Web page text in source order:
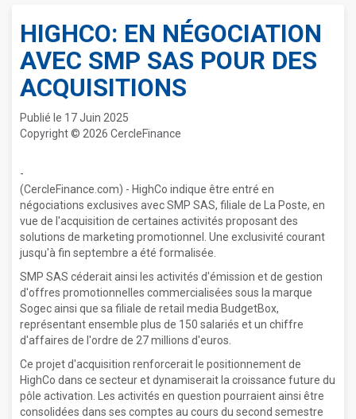
HIGHCO: EN NÉGOCIATION
AVEC SMP SAS POUR DES
ACQUISITIONS
Publié le 17 Juin 2025
Copyright © 2026 CercleFinance
-
(CercleFinance.com) - HighCo indique être entré en
négociations exclusives avec SMP SAS, filiale de La Poste, en
vue de l'acquisition de certaines activités proposant des
solutions de marketing promotionnel. Une exclusivité courant
jusqu'à fin septembre a été formalisée.
SMP SAS céderait ainsi les activités d'émission et de gestion
d'offres promotionnelles commercialisées sous la marque
Sogec ainsi que sa filiale de retail media BudgetBox,
représentant ensemble plus de 150 salariés et un chiffre
d'affaires de l'ordre de 27 millions d'euros.
Ce projet d'acquisition renforcerait le positionnement de
HighCo dans ce secteur et dynamiserait la croissance future du
pôle activation. Les activités en question pourraient ainsi être
consolidées dans ses comptes au cours du second semestre